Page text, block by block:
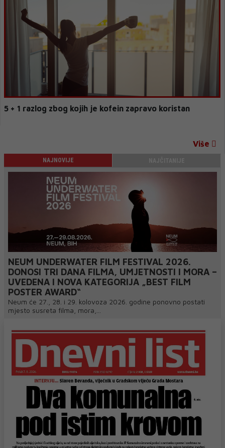
5 + 1 razlog zbog kojih je kofein zapravo koristan
Više
NAJNOVIJE
NEUM UNDERWATER FILM FESTIVAL 2026.
DONOSI TRI DANA FILMA, UMJETNOSTI I MORA –
UVEDENA I NOVA KATEGORIJA „BEST FILM
POSTER AWARD“
Neum će 27., 28. i 29. kolovoza 2026. godine ponovno postati
mjesto susreta filma, mora,...